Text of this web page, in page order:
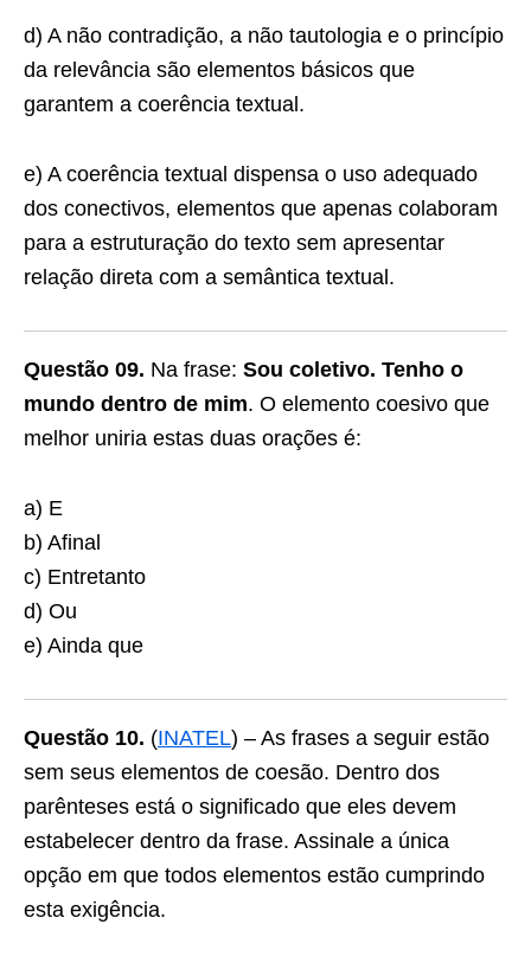
d) A não contradição, a não tautologia e o princípio
da relevância são elementos básicos que
garantem a coerência textual.
e) A coerência textual dispensa o uso adequado
dos conectivos, elementos que apenas colaboram
para a estruturação do texto sem apresentar
relação direta com a semântica textual.
Questão 09. Na frase: Sou coletivo. Tenho o
mundo dentro de mim. O elemento coesivo que
melhor uniria estas duas orações é:
a) E
b) Afinal
c) Entretanto
d) Ou
e) Ainda que
Questão 10. (INATEL) – As frases a seguir estão
sem seus elementos de coesão. Dentro dos
parênteses está o significado que eles devem
estabelecer dentro da frase. Assinale a única
opção em que todos elementos estão cumprindo
esta exigência.